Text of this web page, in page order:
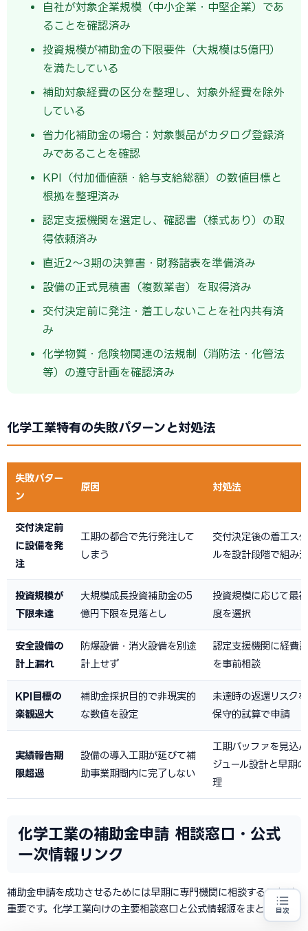
自社が対象企業規模（中小企業・中堅企業）であ
ることを確認済み
投資規模が補助金の下限要件（大規模は5億円）
を満たしている
補助対象経費の区分を整理し、対象外経費を除外
している
省力化補助金の場合：対象製品がカタログ登録済
みであることを確認
KPI（付加価値額・給与支給総額）の数値目標と
根拠を整理済み
認定支援機関を選定し、確認書（様式あり）の取
得依頼済み
直近2〜3期の決算書・財務諸表を準備済み
設備の正式見積書（複数業者）を取得済み
交付決定前に発注・着工しないことを社内共有済
み
化学物質・危険物関連の法規制（消防法・化管法
等）の遵守計画を確認済み
化学工業特有の失敗パターンと対処法
失敗パター
ン
原因 対処法
交付決定前
に設備を発
注
工期の都合で先行発注して
しまう
交付決定後の着工ス
ルを設計段階で組み
投資規模が
下限未達
大規模成長投資補助金の5
億円下限を見落とし
投資規模に応じて最
度を選択
安全設備の
計上漏れ
防爆設備・消火設備を別途
計上せず
認定支援機関に経費
を事前相談
KPI目標の
楽観過大
補助金採択目的で非現実的
な数値を設定
未達時の返還リスク
保守的試算で申請
実績報告期
限超過
設備の導入工期が延びて補
助事業期間内に完了しない
工期バッファを見込
ジュール設計と早期
理
化学工業の補助金申請 相談窓口・公式
一次情報リンク
補助金申請を成功させるためには早期に専門機関に相談することが
重要です。化学工業向けの主要相談窓口と公式情報源をまとめます。
目次